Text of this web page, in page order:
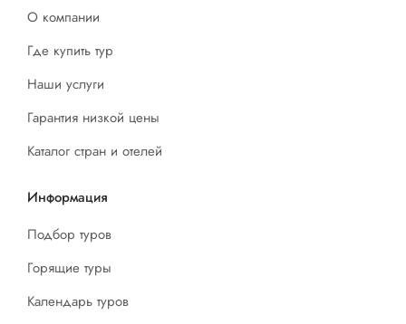
О компании
Где купить тур
Наши услуги
Гарантия низкой цены
Каталог стран и отелей
Информация
Подбор туров
Горящие туры
Календарь туров